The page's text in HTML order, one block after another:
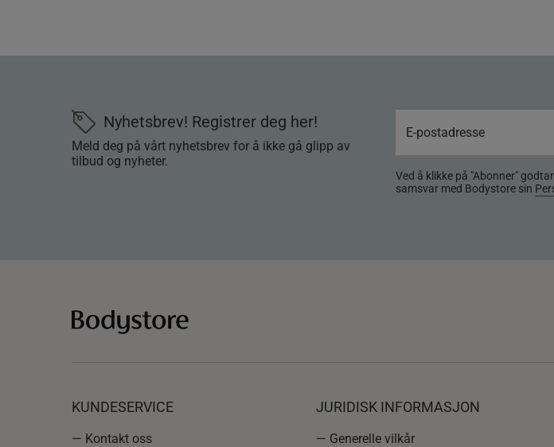
Nyhetsbrev! Registrer deg her!
Meld deg på vårt nyhetsbrev for å ikke gå glipp av
tilbud og nyheter.
Ved å klikke på "Abonner"
samsvar med Bodystore sin
KUNDESERVICE
— Kontakt oss
JURIDISK INFORMASJON
— Generelle vilkår